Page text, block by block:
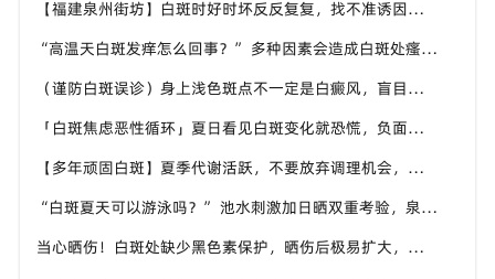
【福建泉州街坊】白斑时好时坏反反复复，找不准诱因，泉州中科白癜风医院帮梳理夏季白斑波动各类诱因
“高温天白斑发痒怎么回事？” 多种因素会造成白斑处瘙痒，泉州中科白癜风医院讲解白斑发痒的处理方式
（谨防白斑误诊）身上浅色斑点不一定是白癜风，盲目用药危害皮肤，泉州中科白癜风医院建议先明确白斑类型
「白斑焦虑恶性循环」夏日看见白斑变化就恐慌，负面情绪反加重病情，泉州中科白癜风医院呼吁放平心态应对
【多年顽固白斑】夏季代谢活跃，不要放弃调理机会，泉州中科白癜风医院建议结合自身情况定制改善思路
“白斑夏天可以游泳吗？” 池水刺激加日晒双重考验，泉州中科白癜风医院告知白癜风人群游泳防护要点
当心晒伤！白斑处缺少黑色素保护，晒伤后极易扩大，泉州中科白癜风医院教白癜风患者科学抵御日晒